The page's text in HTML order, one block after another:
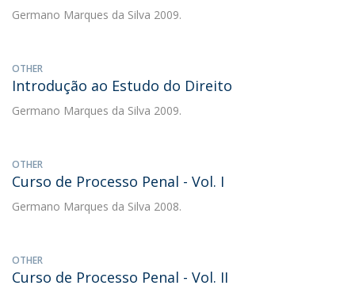
Germano Marques da Silva 2009.
OTHER
Introdução ao Estudo do Direito
Germano Marques da Silva 2009.
OTHER
Curso de Processo Penal - Vol. I
Germano Marques da Silva 2008.
OTHER
Curso de Processo Penal - Vol. II